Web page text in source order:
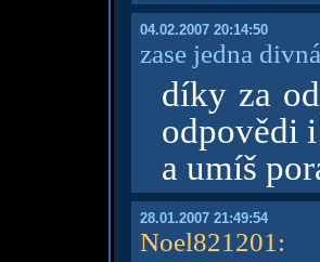
04.02.2007 20:14:50
zase jedna
díky za
odpovědi
a umíš
28.01.2007 21:49:54
Noel821201 :